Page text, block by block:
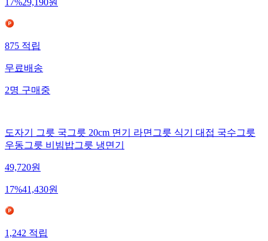
17%29,190원
875적립
무료배송
2명구매중
도자기 그릇 국그릇 20cm 면기 라면그릇 식기 대접 국수그릇
우동그릇 비빔밥그릇 냉면기
49,720원
17%41,430원
1,242적립